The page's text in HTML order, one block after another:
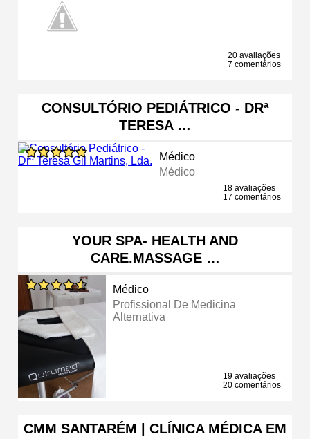
20 avaliações
7 comentários
CONSULTÓRIO PEDIÁTRICO - DRª
TERESA …
Médico
Médico
18 avaliações
17 comentários
YOUR SPA- HEALTH AND
CARE.MASSAGE …
Médico
Profissional De Medicina
Alternativa
19 avaliações
20 comentários
CMM SANTARÉM | CLÍNICA MÉDICA EM